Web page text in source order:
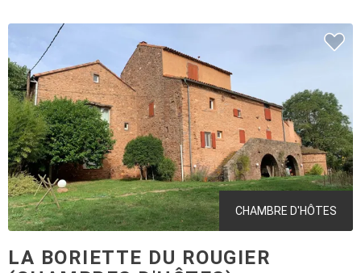
CHAMBRE D'HÔTES
LA BORIETTE DU ROUGIER